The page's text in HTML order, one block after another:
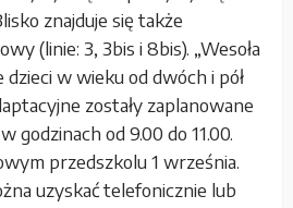
znajduje się także
(linie: 3, 3bis i 8bis). „Wesoła
dzieci w wieku od dwóch i pół
zostały zaplanowane
godzinach od 9.00 do 11.00.
przedszkolu 1 września.
uzyskać telefonicznie lub